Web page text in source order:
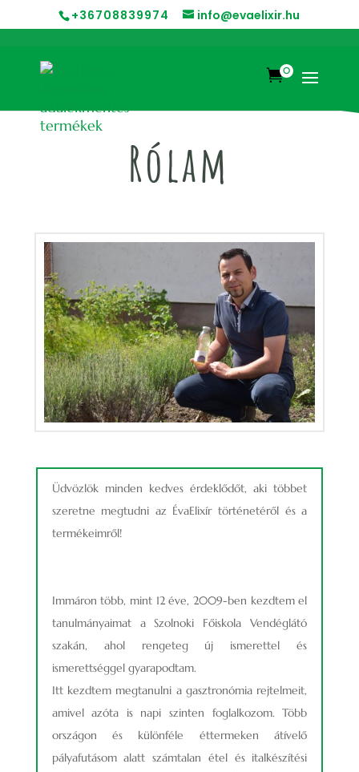
+36708839974 info@evaelixir.hu
0
Rólam
Üdvözlök minden kedves érdeklődőt, aki többet
szeretne megtudni az ÉvaElixír történetéről és a
termékeimről!
Immáron több, mint 12 éve, 2009-ben kezdtem el
tanulmányaimat a Szolnoki Főiskola Vendéglátó
szakán, ahol rengeteg új ismerettel és
ismerettséggel gyarapodtam.
Itt kezdtem megtanulni a gasztronómia rejtelmeit,
amivel azóta is napi szinten foglalkozom. Több
országon és különféle éttermeken átívelő
pályafutásom alatt számtalan étel és italkészítési